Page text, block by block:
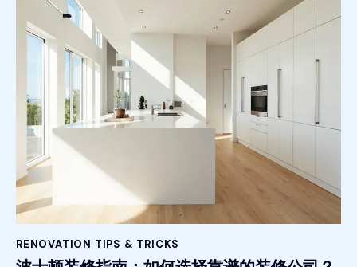
RENOVATION TIPS & TRICKS